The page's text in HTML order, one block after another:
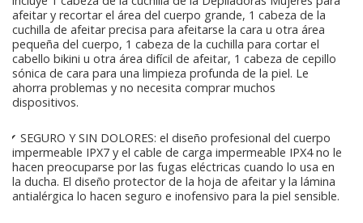
afeitar y recortar el área del cuerpo grande, 1 cabeza de la
cuchilla de afeitar precisa para afeitarse la cara u otra área
pequeña del cuerpo, 1 cabeza de la cuchilla para cortar el
cabello bikini u otra área difícil de afeitar, 1 cabeza de cepillo
sónica de cara para una limpieza profunda de la piel. Le
ahorra problemas y no necesita comprar muchos
dispositivos.
✔ SEGURO Y SIN DOLORES: el diseño profesional del cuerpo
impermeable IPX7 y el cable de carga impermeable IPX4 no le
hacen preocuparse por las fugas eléctricas cuando lo usa en
la ducha. El diseño protector de la hoja de afeitar y la lámina
antialérgica lo hacen seguro e inofensivo para la piel sensible.